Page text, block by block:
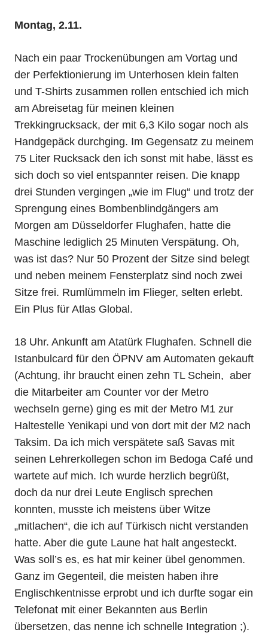
Montag, 2.11.
Nach ein paar Trockenübungen am Vortag und
der Perfektionierung im Unterhosen klein falten
und T-Shirts zusammen rollen entschied ich mich
am Abreisetag für meinen kleinen
Trekkingrucksack, der mit 6,3 Kilo sogar noch als
Handgepäck durchging. Im Gegensatz zu meinem
75 Liter Rucksack den ich sonst mit habe, lässt es
sich doch so viel entspannter reisen. Die knapp
drei Stunden vergingen „wie im Flug“ und trotz der
Sprengung eines Bombenblindgängers am
Morgen am Düsseldorfer Flughafen, hatte die
Maschine lediglich 25 Minuten Verspätung. Oh,
was ist das? Nur 50 Prozent der Sitze sind belegt
und neben meinem Fensterplatz sind noch zwei
Sitze frei. Rumlümmeln im Flieger, selten erlebt.
Ein Plus für Atlas Global.
18 Uhr. Ankunft am Atatürk Flughafen. Schnell die
Istanbulcard für den ÖPNV am Automaten gekauft
(Achtung, ihr braucht einen zehn TL Schein, aber
die Mitarbeiter am Counter vor der Metro
wechseln gerne) ging es mit der Metro M1 zur
Haltestelle Yenikapi und von dort mit der M2 nach
Taksim. Da ich mich verspätete saß Savas mit
seinen Lehrerkollegen schon im Bedoga Café und
wartete auf mich. Ich wurde herzlich begrüßt,
doch da nur drei Leute Englisch sprechen
konnten, musste ich meistens über Witze
„mitlachen“, die ich auf Türkisch nicht verstanden
hatte. Aber die gute Laune hat halt angesteckt.
Was soll’s es, es hat mir keiner übel genommen.
Ganz im Gegenteil, die meisten haben ihre
Englischkentnisse erprobt und ich durfte sogar ein
Telefonat mit einer Bekannten aus Berlin
übersetzen, das nenne ich schnelle Integration ;).